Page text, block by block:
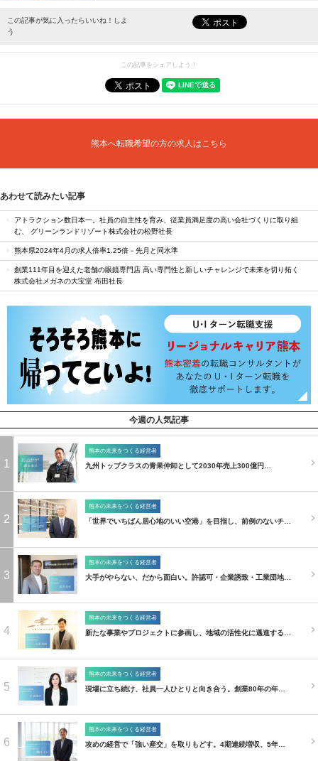
最新情報をお届けします。
この記事が気に入ったらいいね！しよ
う
この記事をシェアしよう！
熊本へ転職希望の方の求人はこちら
あわせて読みたい記事
アトラクション数日本一。社員の自主性を育み、従業員満足度の高い会社づくりに取り組
む、 グリーンランドリゾート株式会社の松野社長
熊本県2024年4月の求人倍率1.25倍－先月と同水準
創業111年目を迎えた老舗の眼鏡専門店 高い専門性と新しいチャレンジで未来を切り拓く
株式会社メガネの大宝堂 布田社長
今週の人気記事
1
熊本の未来をつくる経営者
九州トップクラスの青果仲卸として2030年売上300億円…
2
熊本の未来をつくる経営者
「世界でいちばん居心地のいい空港」を目指し、前例のないチ…
3
熊本の未来をつくる経営者
大手がやらない、だから面白い。許認可・企業誘致・工業団地…
4
熊本の未来をつくる経営者
新たな事業やプロジェクトに参画し、地域の活性化に邁進する…
5
熊本の未来をつくる経営者
現場に立ち続け、社員一人ひとりと向き合う。創業80年の年…
6
熊本の未来をつくる経営者
攻めの経営で「強い産交」を取りもどす。4期連続増収、5年…